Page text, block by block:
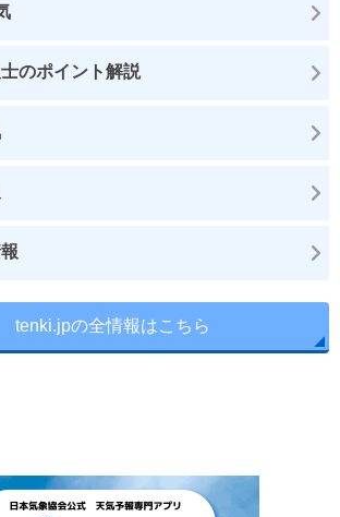
のポイント解説
tenki.jpの全情報はこちら